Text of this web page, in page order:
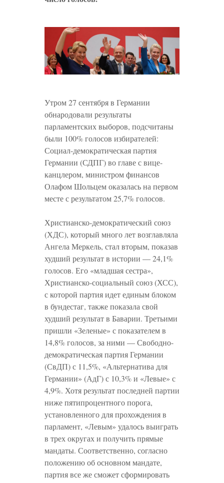
Утром 27 сентября в Германии
обнародовали результаты
парламентских выборов, подсчитаны
были 100% голосов избирателей:
Социал-демократическая партия
Германии (СДПГ) во главе с вице-
канцлером, министром финансов
Олафом Шольцем оказалась на первом
месте с результатом 25,7% голосов.
Христианско-демократический союз
(ХДС), который много лет возглавляла
Ангела Меркель, стал вторым, показав
худший результат в истории — 24,1%
голосов. Его «младшая сестра»,
Христианско-социальный союз (ХСС),
с которой партия идет единым блоком
в бундестаг, также показала свой
худший результат в Баварии. Третьими
пришли «Зеленые» с показателем в
14,8% голосов, за ними — Свободно-
демократическая партия Германии
(СвДП) с 11,5%, «Альтернатива для
Германии» (АдГ) с 10,3% и «Левые» с
4,9%. Хотя результат последней партии
ниже пятипроцентного порога,
установленного для прохождения в
парламент, «Левым» удалось выиграть
в трех округах и получить прямые
мандаты. Соответственно, согласно
положению об основном мандате,
партия все же сможет сформировать